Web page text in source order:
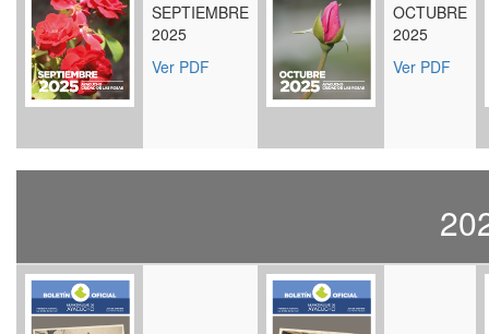
SEPTIEMBRE
2025
Ver PDF
OCTUBRE
2025
Ver PDF